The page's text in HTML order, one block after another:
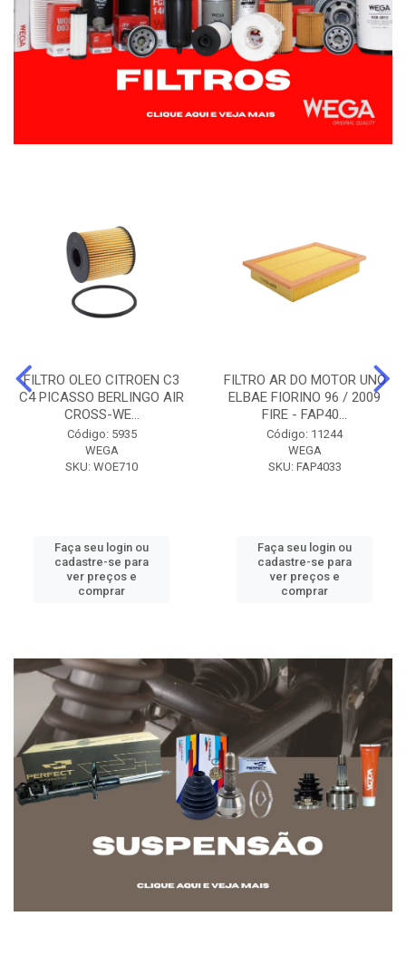
FILTRO OLEO CITROEN C3
C4 PICASSO BERLINGO AIR
CROSS-WE...
Código: 5935
WEGA
SKU: WOE710
Faça seu login ou
cadastre-se para
ver preços e
comprar
FILTRO AR DO MOTOR UNO
ELBAE FIORINO 96 / 2009
FIRE - FAP40...
Código: 11244
WEGA
SKU: FAP4033
Faça seu login ou
cadastre-se para
ver preços e
comprar